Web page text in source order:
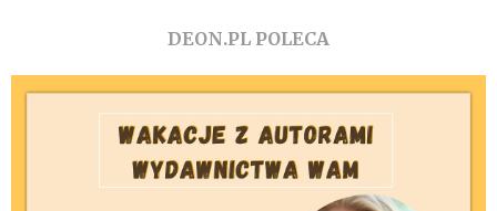
DEON.PL POLECA